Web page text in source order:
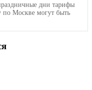
дни тарифы
по Москве могут быть